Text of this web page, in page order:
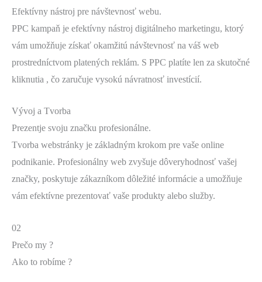
Efektívny nástroj pre návštevnosť webu.
PPC kampaň je efektívny nástroj digitálneho marketingu, ktorý
vám umožňuje získať okamžitú návštevnosť na váš web
prostredníctvom platených reklám. S PPC platíte len za skutočné
kliknutia , čo zaručuje vysokú návratnosť investícií.
Vývoj a Tvorba
Prezentje svoju značku profesionálne.
Tvorba webstránky je základným krokom pre vaše online
podnikanie. Profesionálny web zvyšuje dôveryhodnosť vašej
značky, poskytuje zákazníkom dôležité informácie a umožňuje
vám efektívne prezentovať vaše produkty alebo služby.
02
Prečo my ?
Ako to robíme ?